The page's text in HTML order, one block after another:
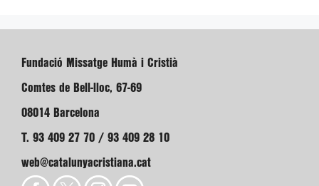
Fundació Missatge Humà i Cristià
Comtes de Bell-lloc, 67-69
08014 Barcelona
T. 93 409 27 70 / 93 409 28 10
web@catalunyacristiana.cat